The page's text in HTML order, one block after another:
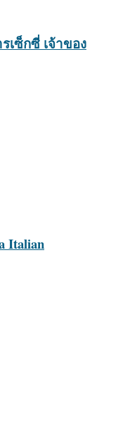
เซ็กซี่ เจ้าของ
Italian